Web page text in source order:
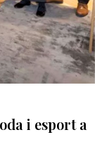
i esport a